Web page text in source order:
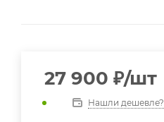
27 900 ₽/шт
Нашли дешевле?